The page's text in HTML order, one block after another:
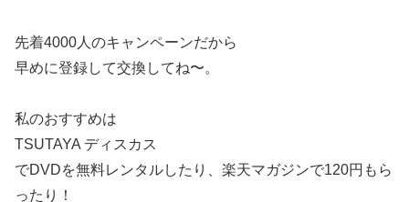
先着4000人のキャンペーンだから
早めに登録して交換してね〜。
私のおすすめは
TSUTAYA ディスカス
でDVDを無料レンタルしたり、 楽天マガジンで120円もら
ったり！